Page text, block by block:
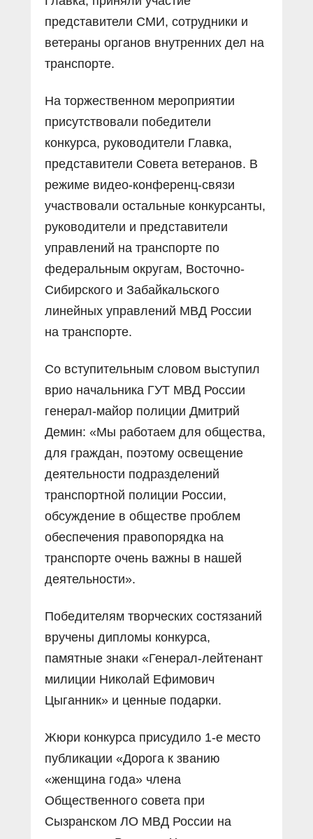
представители СМИ, сотрудники и
ветераны органов внутренних дел на
транспорте.
На торжественном мероприятии
присутствовали победители
конкурса, руководители Главка,
представители Совета ветеранов. В
режиме видео-конференц-связи
участвовали остальные конкурсанты,
руководители и представители
управлений на транспорте по
федеральным округам, Восточно-
Сибирского и Забайкальского
линейных управлений МВД России
на транспорте.
Со вступительным словом выступил
врио начальника ГУТ МВД России
генерал-майор полиции Дмитрий
Демин: «Мы работаем для общества,
для граждан, поэтому освещение
деятельности подразделений
транспортной полиции России,
обсуждение в обществе проблем
обеспечения правопорядка на
транспорте очень важны в нашей
деятельности».
Победителям творческих состязаний
вручены дипломы конкурса,
памятные знаки «Генерал-лейтенант
милиции Николай Ефимович
Цыганник» и ценные подарки.
Жюри конкурса присудило 1-е место
публикации «Дорога к званию
«женщина года» члена
Общественного совета при
Сызранском ЛО МВД России на